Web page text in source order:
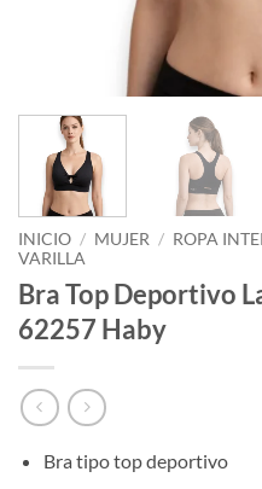
INICIO / MUJER / ROPA
VARILLA
Bra Top Deportivo
62257 Haby
Bra tipo top deportivo